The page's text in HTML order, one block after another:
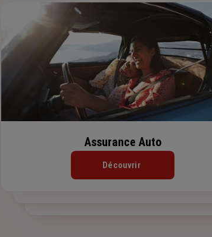
Assurance de prêt immobilier
Assurance Habitation
Assurance Auto
Découvrir